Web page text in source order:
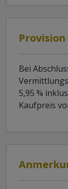
Provision
Bei
5,95 %
Kaufpreis